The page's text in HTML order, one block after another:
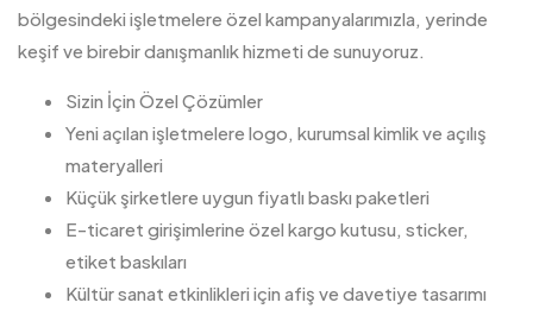
bölgesindeki işletmelere özel kampanyalarımızla, yerinde
keşif ve birebir danışmanlık hizmeti de sunuyoruz.
Sizin İçin Özel Çözümler
Yeni açılan işletmelere logo, kurumsal kimlik ve açılış
materyalleri
Küçük şirketlere uygun fiyatlı baskı paketleri
E-ticaret girişimlerine özel kargo kutusu, sticker,
etiket baskıları
Kültür sanat etkinlikleri için afiş ve davetiye tasarımı